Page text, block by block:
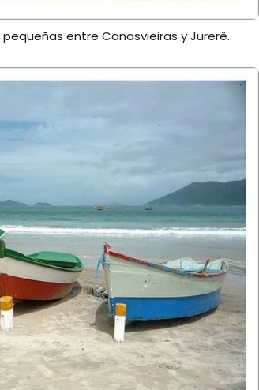
entre Canasvieiras y Jurerê.